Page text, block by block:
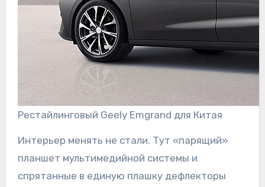
Рестайлинговый Geely Emgrand для Китая
Интерьер менять не стали. Тут «парящий»
планшет мультимедийной системы и
спрятанные в единую плашку дефлекторы